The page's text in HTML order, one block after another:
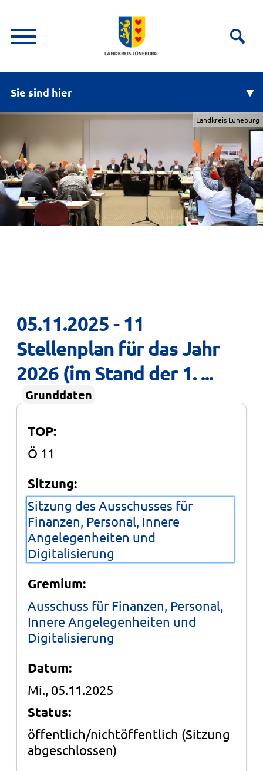
Sie sind hier
Landkreis Lüneburg
05.11.2025 - 11
Stellenplan für das Jahr
2026 (im Stand der 1. ...
Grunddaten
TOP:
Ö 11
Sitzung:
Sitzung des Ausschusses für
Finanzen, Personal, Innere
Angelegenheiten und
Digitalisierung
Gremium:
Ausschuss für Finanzen, Personal,
Innere Angelegenheiten und
Digitalisierung
Datum:
Mi., 05.11.2025
Status:
öffentlich/nichtöffentlich (Sitzung
abgeschlossen)